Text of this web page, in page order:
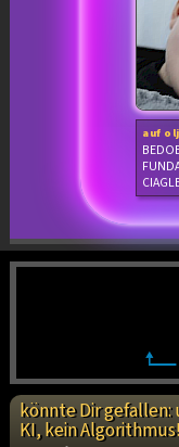
auf
könnte Dir gefallen:
KI, kein